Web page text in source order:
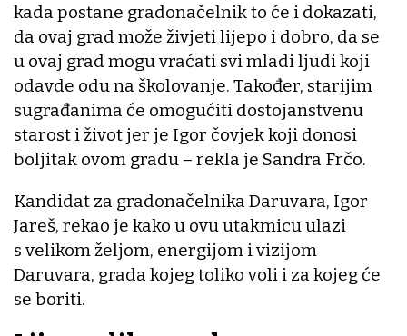
kada postane gradonačelnik to će i dokazati,
da ovaj grad može živjeti lijepo i dobro, da se
u ovaj grad mogu vraćati svi mladi ljudi koji
odavde odu na školovanje. Također, starijim
sugrađanima će omogućiti dostojanstvenu
starost i život jer je Igor čovjek koji donosi
boljitak ovom gradu – rekla je Sandra Frčo.
Kandidat za gradonačelnika Daruvara, Igor
Jareš, rekao je kako u ovu utakmicu ulazi
s velikom željom, energijom i vizijom
Daruvara, grada kojeg toliko voli i za kojeg će
se boriti.